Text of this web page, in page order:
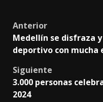
Post
navigation
Anterior
Medellín se disfraza y
deportivo con mucha
Siguiente
3.000 personas
2024